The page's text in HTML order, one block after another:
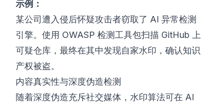
示例：
某公司遭入侵后怀疑攻击者窃取了 AI 异常检测
引擎。使用 OWASP 检测工具包扫描 GitHub 上
可疑仓库，最终在其中发现自家水印，确认知识
产权被盗。
内容真实性与深度伪造检测
随着深度伪造充斥社交媒体，水印算法可在 AI